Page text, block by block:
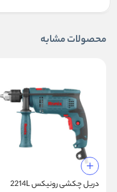
محصولات مشابه
دریل چکشی رونیکس 2214L